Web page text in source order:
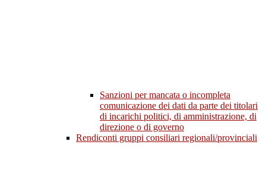
Sanzioni per mancata o incompleta
comunicazione dei dati da parte dei titolari
di incarichi politici, di amministrazione, di
direzione o di governo
Rendiconti gruppi consiliari regionali/provinciali